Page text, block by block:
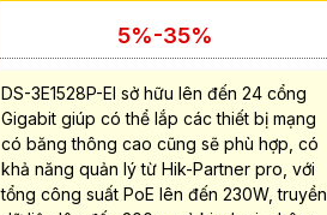
5%-35%
DS-3E1528P-EI sở hữu lên đến 24 cổng
Gigabit giúp có thể lắp các thiết bị mạng
có băng thông cao cũng sẽ phù hợp, có
khả năng quản lý từ Hik-Partner pro, với
tổng công suất PoE lên đến 230W, truyền